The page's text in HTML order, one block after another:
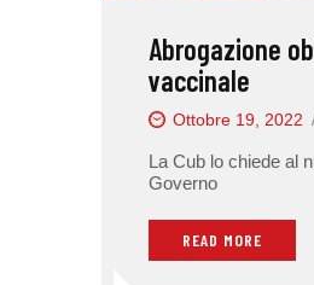
Abrogazione
vaccinale
Ottobre 19, 2022
La Cub lo chiede al
Governo
READ MORE